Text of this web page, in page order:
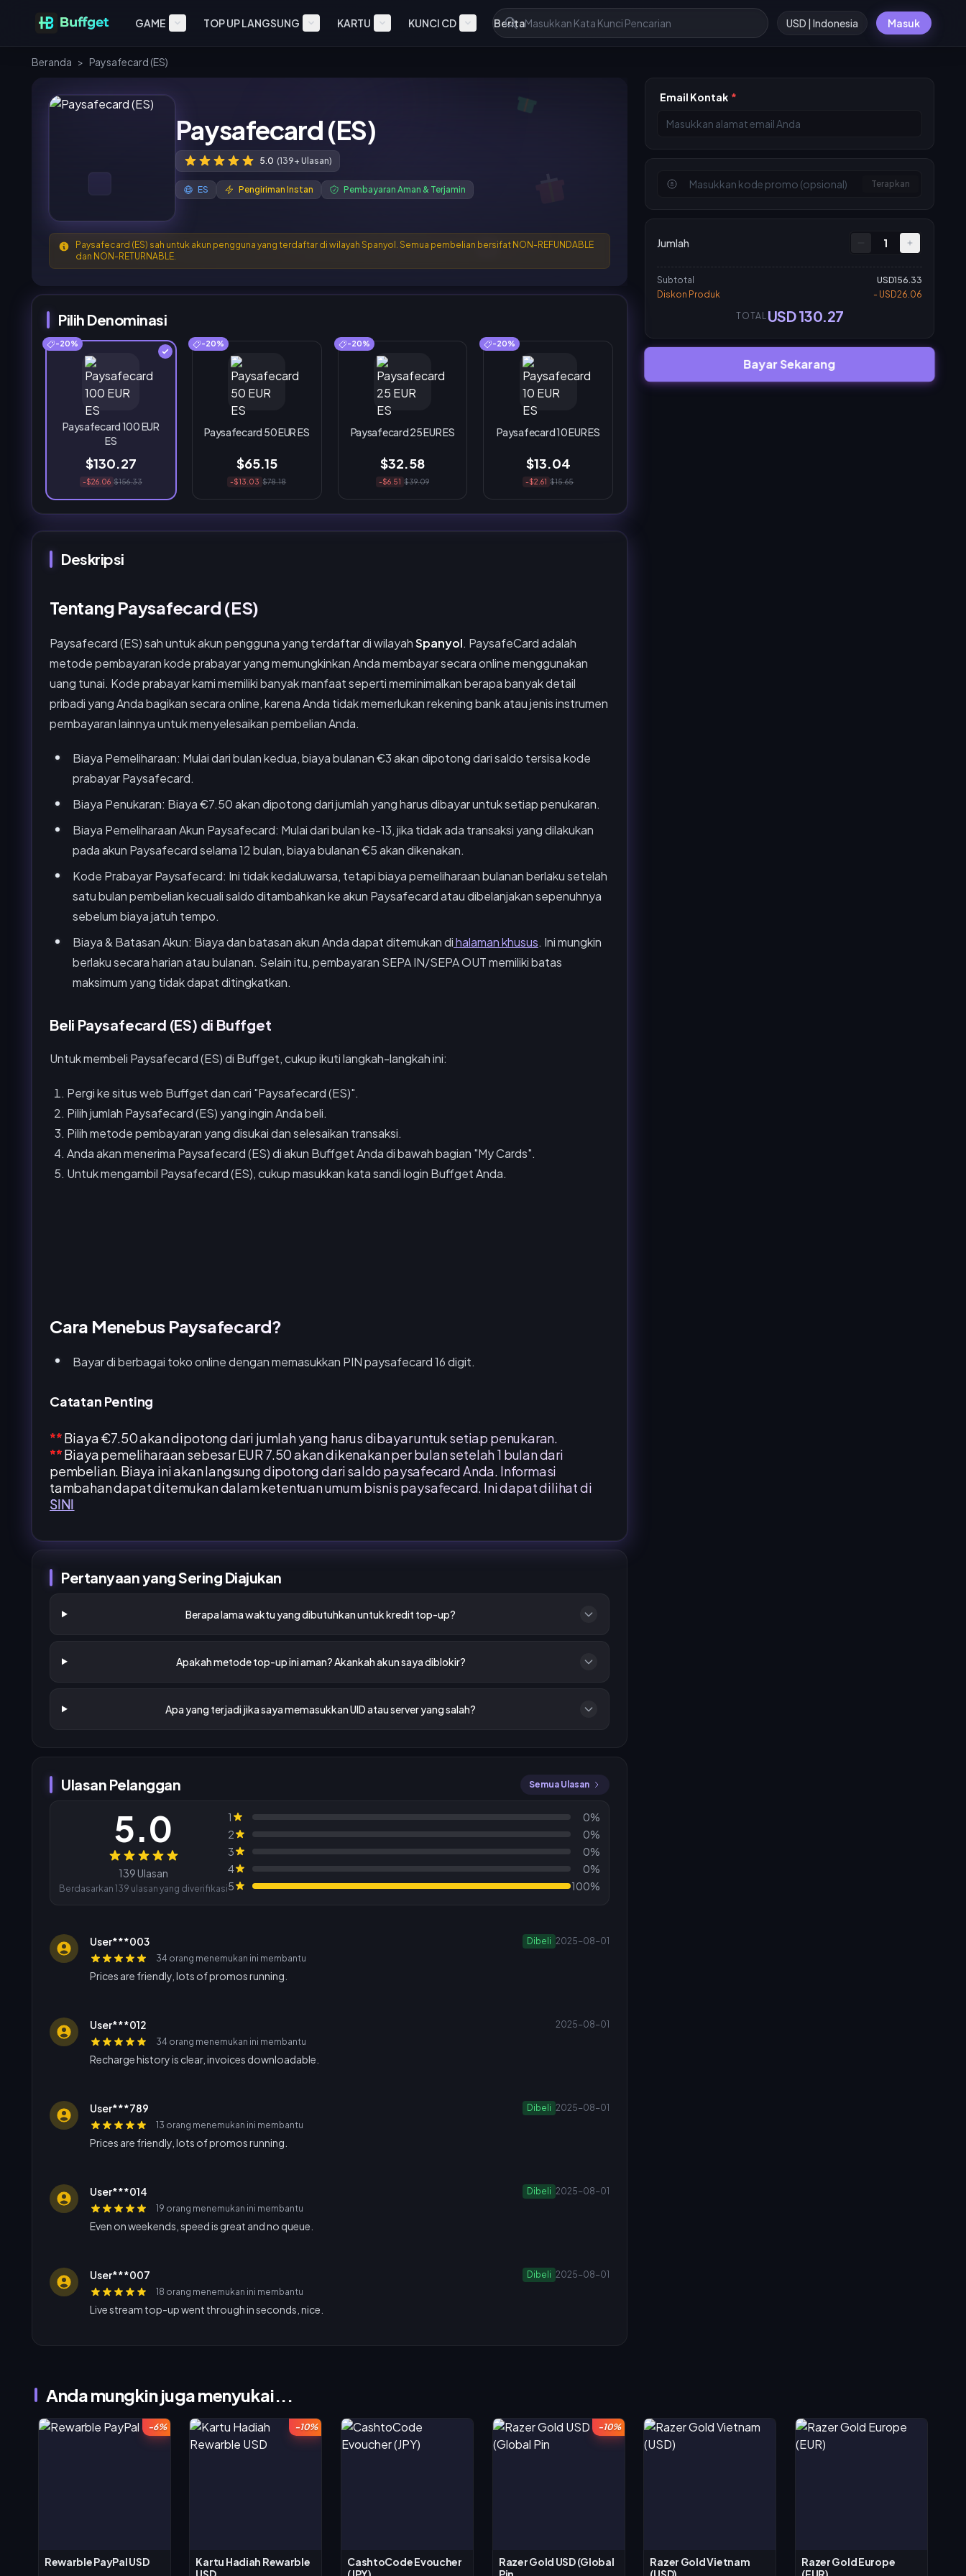
GAME TOP UP LANGSUNG KARTU KUNCI CD Berita USD | Indonesia Masuk
Beranda > Paysafecard (ES)
Paysafecard (ES)
5.0 (139+ Ulasan)
ES Pengiriman Instan Pembayaran Aman & Terjamin
Paysafecard (ES) sah untuk akun pengguna yang terdaftar di wilayah Spanyol. Semua pembelian bersifat NON-REFUNDABLE
dan NON-RETURNABLE.
Pilih Denominasi
-20%
Paysafecard 100 EUR
ES
$130.27
-$26.06 $156.33
-20%
Paysafecard 50 EUR ES
$65.15
-$13.03 $78.18
-20%
Paysafecard 25 EUR ES
$32.58
-$6.51 $39.09
-20%
Paysafecard 10 EUR ES
$13.04
-$2.61 $15.65
Email Kontak *
Terapkan
Jumlah 1
Subtotal
USD156.33
Diskon Produk
- USD26.06
TOTAL USD 130.27
Bayar Sekarang
Deskripsi
Tentang Paysafecard (ES)
Paysafecard (ES) sah untuk akun pengguna yang terdaftar di wilayahSpanyol. PaysafeCard adalah
metode pembayaran kode prabayar yang memungkinkan Anda membayar secara online menggunakan
uang tunai. Kode prabayar kami memiliki banyak manfaat seperti meminimalkan berapa banyak detail
pribadi yang Anda bagikan secara online, karena Anda tidak memerlukan rekening bank atau jenis instrumen
pembayaran lainnya untuk menyelesaikan pembelian Anda.
Biaya Pemeliharaan: Mulai dari bulan kedua, biaya bulanan €3 akan dipotong dari saldo tersisa kode
prabayar Paysafecard.
Biaya Penukaran: Biaya €7.50 akan dipotong dari jumlah yang harus dibayar untuk setiap penukaran.
Biaya Pemeliharaan Akun Paysafecard: Mulai dari bulan ke-13, jika tidak ada transaksi yang dilakukan
pada akun Paysafecard selama 12 bulan, biaya bulanan €5 akan dikenakan.
Kode Prabayar Paysafecard: Ini tidak kedaluwarsa, tetapi biaya pemeliharaan bulanan berlaku setelah
satu bulan pembelian kecuali saldo ditambahkan ke akun Paysafecard atau dibelanjakan sepenuhnya
sebelum biaya jatuh tempo.
Biaya & Batasan Akun: Biaya dan batasan akun Anda dapat ditemukan dihalaman khusus. Ini mungkin
berlaku secara harian atau bulanan. Selain itu, pembayaran SEPA IN/SEPA OUT memiliki batas
maksimum yang tidak dapat ditingkatkan.
Beli Paysafecard (ES) di Buffget
Untuk membeli Paysafecard (ES) di Buffget, cukup ikuti langkah-langkah ini:
Pergi ke situs web Buffget dan cari "Paysafecard (ES)".
Pilih jumlah Paysafecard (ES) yang ingin Anda beli.
Pilih metode pembayaran yang disukai dan selesaikan transaksi.
Anda akan menerima Paysafecard (ES) di akun Buffget Anda di bawah bagian "My Cards".
Untuk mengambil Paysafecard (ES), cukup masukkan kata sandi login Buffget Anda.
Cara Menebus Paysafecard?
Bayar di berbagai toko online dengan memasukkan PIN paysafecard 16 digit.
Catatan Penting
**Biaya €7.50 akan dipotong dari jumlah yang harus dibayar untuk setiap penukaran.
**Biaya pemeliharaan sebesar EUR 7.50 akan dikenakan per bulan setelah 1 bulan dari
pembelian. Biaya ini akan langsung dipotong dari saldo paysafecard Anda. Informasi
tambahan dapat ditemukan dalam ketentuan umum bisnis paysafecard. Ini dapat dilihat di
SINI
Pertanyaan yang Sering Diajukan
Berapa lama waktu yang dibutuhkan untuk kredit top-up?
Apakah metode top-up ini aman? Akankah akun saya diblokir?
Apa yang terjadi jika saya memasukkan UID atau server yang salah?
Ulasan Pelanggan Semua Ulasan
5.0
139 Ulasan
Berdasarkan 139 ulasan yang diverifikasi
1
0%
2
0%
3
0%
4
0%
5
100%
User***003 Dibeli 2025-08-01
34 orang menemukan ini membantu
Prices are friendly, lots of promos running.
User***012
2025-08-01
34 orang menemukan ini membantu
Recharge history is clear, invoices downloadable.
User***789 Dibeli 2025-08-01
13 orang menemukan ini membantu
Prices are friendly, lots of promos running.
User***014 Dibeli 2025-08-01
19 orang menemukan ini membantu
Even on weekends, speed is great and no queue.
User***007 Dibeli 2025-08-01
18 orang menemukan ini membantu
Live stream top-up went through in seconds, nice.
Anda mungkin juga menyukai...
-6%
Rewarble PayPal USD
-10%
Kartu Hadiah Rewarble
CashtoCode Evoucher
-10%
Razer Gold USD (Global
Razer Gold Vietnam
Razer Gold Europe